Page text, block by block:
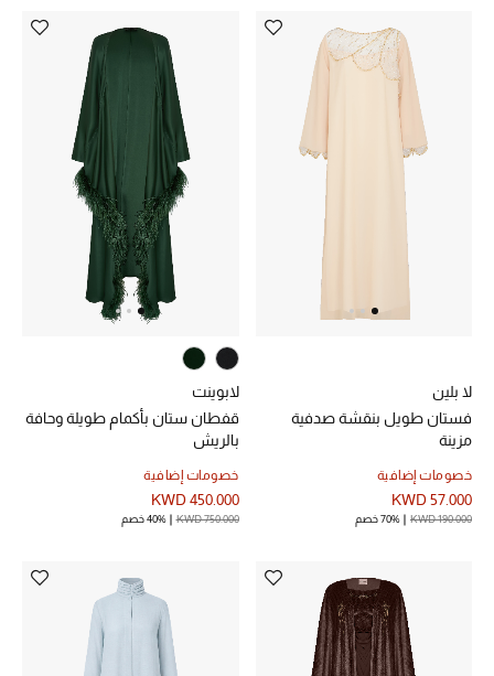
لا بلين
فستان طويل بنقشة صدفية
مزينة
خصومات إضافية
KWD 57.000
KWD 190.000 70% خصم
لابوينت
قفطان ستان بأكمام طويلة وحافة
بالريش
خصومات إضافية
KWD 450.000
KWD 750.000 40% خصم